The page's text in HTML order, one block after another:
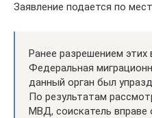
Заявление подается по
Ранее разрешением этих
Федеральная
данный орган был
По результатам
МВД, соискатель вправе